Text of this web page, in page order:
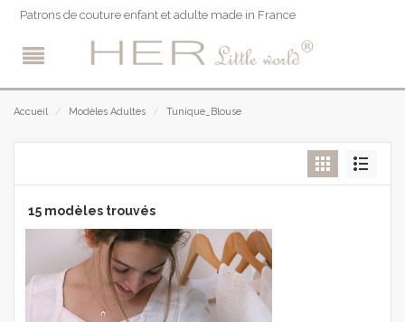
Patrons de couture enfant et adulte made in France
Accueil / Modèles Adultes / Tunique_Blouse
15 modèles trouvés